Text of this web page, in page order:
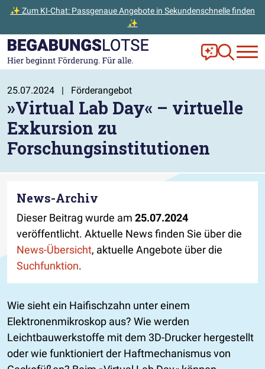
✨ Zum KI-Chat: Passgenaue Angebote in Sekundenschnelle finden
✨
Zum Hauptinhalt der Seite springen
Zur Startseite gehen Frag Ella!
Zur
25.07.2024 | Förderangebot
»Virtual Lab Day« – virtuelle
Exkursion zu
Forschungsinstitutionen
News-Archiv
Dieser Beitrag wurde am 25.07.2024
veröffentlicht. Aktuelle News finden Sie über die
News-Übersicht, aktuelle Angebote über die
Suchfunktion.
Wie sieht ein Haifischzahn unter einem
Elektronenmikroskop aus? Wie werden
Leichtbauwerkstoffe mit dem 3D-Drucker hergestellt
oder wie funktioniert der Haftmechanismus von